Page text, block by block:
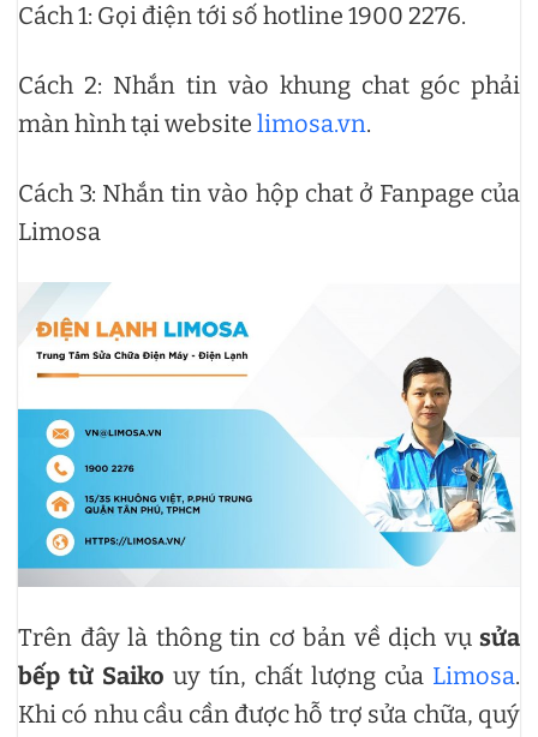
Cách 1: Gọi điện tới số hotline 1900 2276.
Cách 2: Nhắn tin vào khung chat góc phải
màn hình tại website limosa.vn.
Cách 3: Nhắn tin vào hộp chat ở Fanpage của
Limosa
Trên đây là thông tin cơ bản về dịch vụ sửa
bếp từ Saiko uy tín, chất lượng của Limosa.
Khi có nhu cầu cần được hỗ trợ sửa chữa, quý